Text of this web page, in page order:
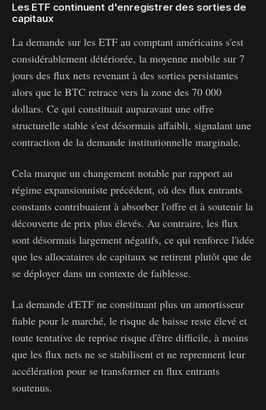
Les ETF continuent d'enregistrer des sorties de
capitaux
La demande sur les ETF au comptant américains s'est
considérablement détériorée, la moyenne mobile sur 7
jours des flux nets revenant à des sorties persistantes
alors que le BTC retrace vers la zone des 70 000
dollars. Ce qui constituait auparavant une offre
structurelle stable s'est désormais affaibli, signalant une
contraction de la demande institutionnelle marginale.
Cela marque un changement notable par rapport au
régime expansionniste précédent, où des flux entrants
constants contribuaient à absorber l'offre et à soutenir la
découverte de prix plus élevés. Au contraire, les flux
sont désormais largement négatifs, ce qui renforce l'idée
que les allocataires de capitaux se retirent plutôt que de
se déployer dans un contexte de faiblesse.
La demande d'ETF ne constituant plus un amortisseur
fiable pour le marché, le risque de baisse reste élevé et
toute tentative de reprise risque d'être difficile, à moins
que les flux nets ne se stabilisent et ne reprennent leur
accélération pour se transformer en flux entrants
soutenus.